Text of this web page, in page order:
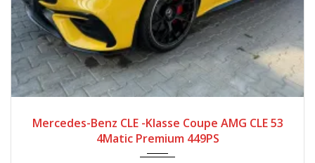
Mercedes-Benz CLE -Klasse Coupe AMG CLE 53
4Matic Premium 449PS